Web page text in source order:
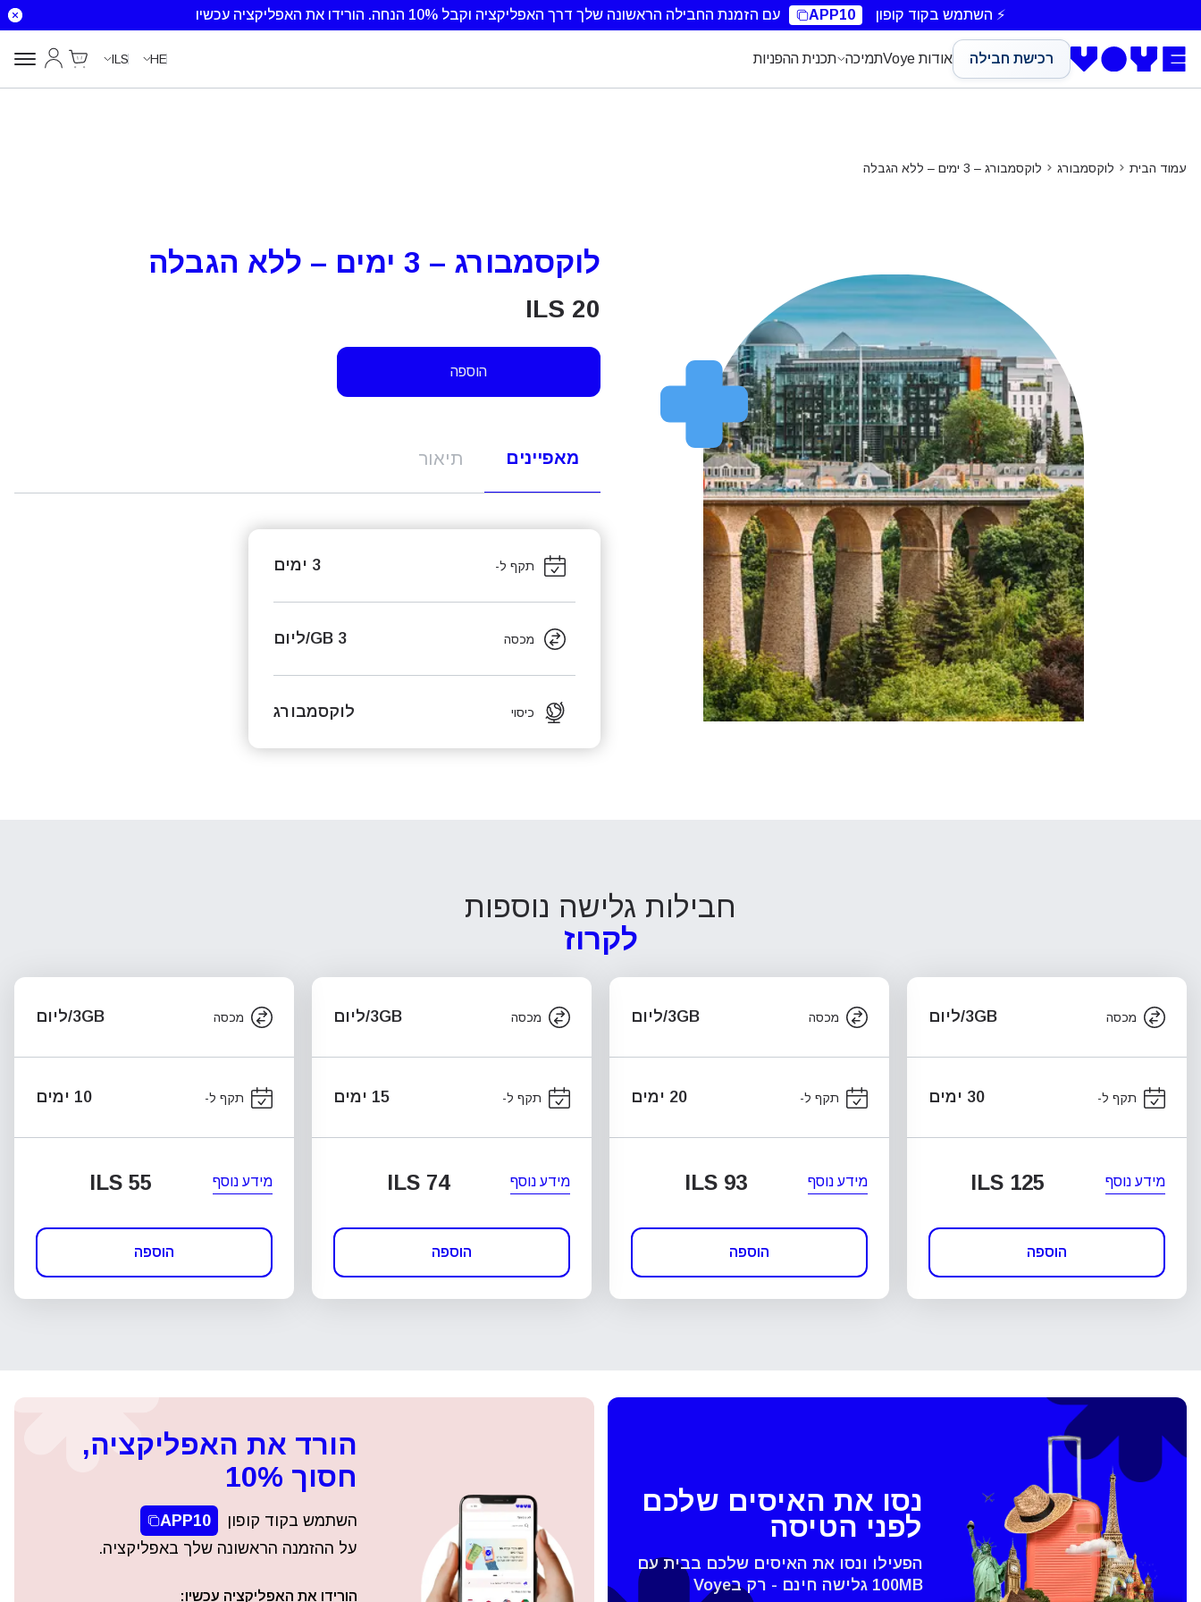
⚡ השתמש בקוד קופון APP10 עם הזמנת החבילה הראשונה שלך דרך האפליקציה וקבל 10% הנחה. הורידו את האפליקציה עכשיו
רכישת חבילה אודות Voye תמיכה תכנית ההפניות HE
ILS
Cart
החשבון
עמוד הבית לוקסמבורג לוקסמבורג – 3 ימים – ללא הגבלה
לוקסמבורג – 3 ימים – ללא הגבלה
ILS 20
הוספה
מאפיינים תיאור
תקף ל- 3 ימים
מכסה 3 GB/ליום
כיסוי לוקסמבורג
חבילות גלישה נוספות
לקרוז
מכסה 3GB/ליום
תקף ל- 30 ימים
מידע נוסף ILS 125
הוספה
מכסה 3GB/ליום
תקף ל- 20 ימים
מידע נוסף ILS 93
הוספה
מכסה 3GB/ליום
תקף ל- 15 ימים
מידע נוסף ILS 74
הוספה
מכסה 3GB/ליום
תקף ל- 10 ימים
מידע נוסף ILS 55
הוספה
סגירת החלונית
נסו את האיסים שלכם
לפני הטיסה
הפעילו ונסו את האיסים שלכם בבית עם
100MB גלישה חינם - רק בVoye
הורד את האפליקציה,
חסוך 10%
השתמש בקוד קופון
APP10
על ההזמנה הראשונה שלך באפליקציה.
הורידו את האפליקציה עכשיו: